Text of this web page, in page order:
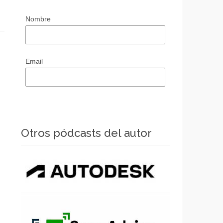
Nombre
Email
Otros pódcasts del autor